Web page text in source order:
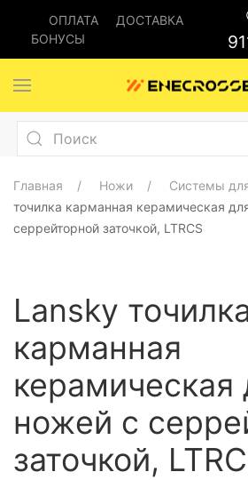
ОПЛАТА
ДОСТАВКА
БОНУСЫ
Главная Ножи Системы
точилка карманная керамическая
серрейторной заточкой, LTRCS
Lansky
карманная
керамическая
ножей с
заточкой,